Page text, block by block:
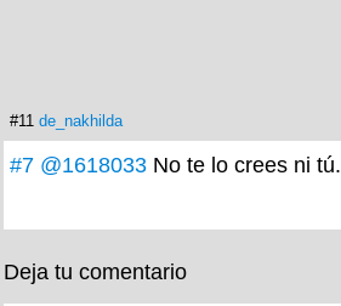
#11 de_nakhilda
#7 @1618033 No te lo crees ni tú.
Deja tu comentario